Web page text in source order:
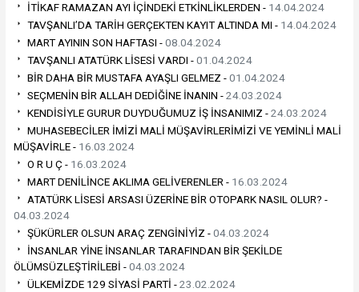
İTİKAF RAMAZAN AYI İÇİNDEKİ ETKİNLİKLERDEN - 14.04.2024
TAVŞANLI’DA TARİH GERÇEKTEN KAYIT ALTINDA MI - 14.04.2024
MART AYININ SON HAFTASI -08.04.2024
TAVŞANLI ATATÜRK LİSESİ VARDI -01.04.2024
BİR DAHA BİR MUSTAFA AYAŞLI GELMEZ -01.04.2024
SEÇMENİN BİR ALLAH DEDİĞİNE İNANIN -24.03.2024
KENDİSİYLE GURUR DUYDUĞUMUZ İŞ İNSANIMIZ -24.03.2024
MUHASEBECİLER İMİZİ MALİ MÜŞAVİRLERİMİZİ VE YEMİNLİ MALİ
MÜŞAVİRLE - 16.03.2024
O R U Ç - 16.03.2024
MART DENİLİNCE AKLIMA GELİVERENLER - 16.03.2024
ATATÜRK LİSESİ ARSASI ÜZERİNE BİR OTOPARK NASIL OLUR? -
04.03.2024
ŞÜKÜRLER OLSUN ARAÇ ZENGİNİYİZ -04.03.2024
İNSANLAR YİNE İNSANLAR TARAFINDAN BİR ŞEKİLDE
ÖLÜMSÜZLEŞTİRİLEBİ -04.03.2024
ÜLKEMİZDE 129 SİYASİ PARTİ -23.02.2024